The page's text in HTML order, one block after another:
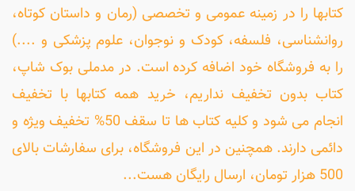
کتابها را در زمینه عمومی و تخصصی (رمان و داستان کوتاه،
روانشناسی، فلسفه، کودک و نوجوان، علوم پزشکی و ....)
را به فروشگاه خود اضافه کرده است. در مدملی بوک شاپ،
کتاب بدون تخفیف نداریم، خرید همه کتابها با تخفیف
انجام می شود و کلیه کتاب ها تا سقف 50% تخفیف ویژه و
دائمی دارند. همچنین در این فروشگاه، برای سفارشات بالای
500 هزار تومان، ارسال رایگان هست...